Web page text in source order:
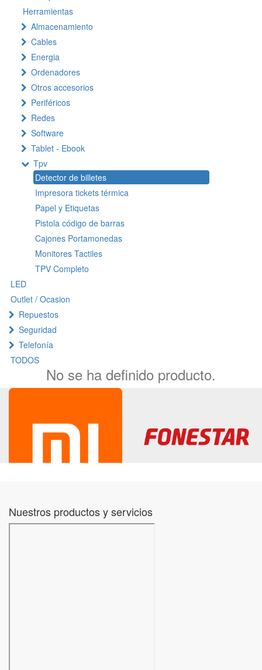
Herramientas
Almacenamiento
Cables
Energia
Ordenadores
Otros accesorios
Periféricos
Redes
Software
Tablet - Ebook
Tpv
Detector de billetes
Impresora tickets térmica
Papel y Etiquetas
Pistola código de barras
Cajones Portamonedas
Monitores Tactiles
TPV Completo
LED
Outlet / Ocasion
Repuestos
Seguridad
Telefonía
TODOS
No se ha definido producto.
Nuestros productos y servicios